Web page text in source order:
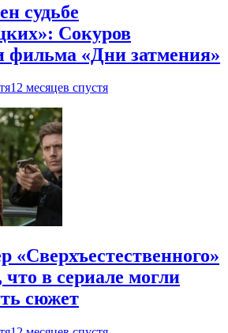
судьбе
Сокуров
фильма «Дни затмения»
12 месяцев спустя
«Сверхъестественного»
что в сериале могли
сюжет